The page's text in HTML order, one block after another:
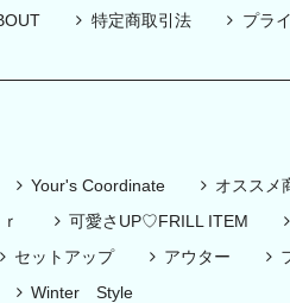
特定商取引法 プラ
Your's Coordinate オススメ
可愛さUP♡FRILL ITEM
セットアップ アウター
Winter Style